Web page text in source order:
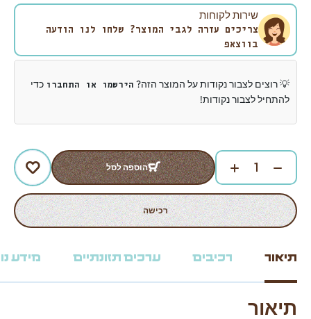
שירות לקוחות
צריכים עזרה לגבי המוצר? שלחו לנו הודעה
בווצאפ
💡 רוצים לצבור נקודות על המוצר הזה? הירשמו או התחברו כדי
להתחיל לצבור נקודות!
הוספה לסל
רכישה
תיאור רכיבים ערכים תזונתיים מידע
תיאור